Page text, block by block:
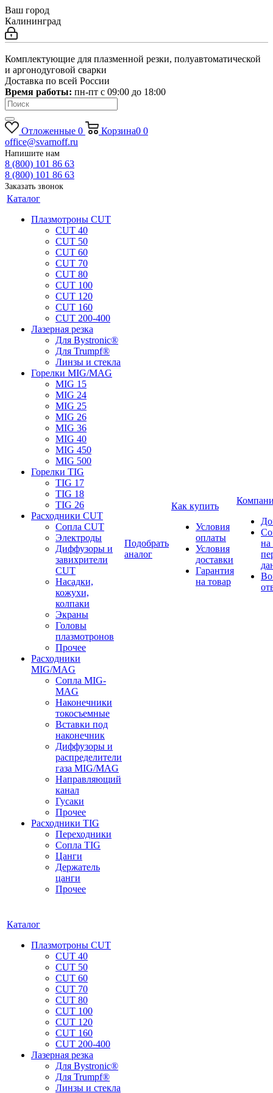
Ваш город
Калининград
Комплектующие для плазменной резки, полуавтоматической
и аргонодуговой сварки
Доставка по всей России
Время работы: пн-пт c 09:00 до 18:00
Отложенные 0 Корзина0 0
office@svarnoff.ru
Напишите нам
8 (800) 101 86 63
8 (800) 101 86 63
Заказать звонок
Каталог
Плазмотроны CUT
CUT 40
CUT 50
CUT 60
CUT 70
CUT 80
CUT 100
CUT 120
CUT 160
CUT 200-400
Лазерная резка
Для Bystronic®
Для Trumpf®
Линзы и стекла
Горелки MIG/MAG
MIG 15
MIG 24
MIG 25
MIG 26
MIG 36
MIG 40
MIG 450
MIG 500
Горелки TIG
TIG 17
TIG 18
TIG 26
Расходники CUT
Сопла CUT
Электроды
Диффузоры и
завихрители
CUT
Насадки,
кожухи,
колпаки
Экраны
Головы
плазмотронов
Прочее
Расходники
MIG/MAG
Сопла MIG-
MAG
Наконечники
токосъемные
Вставки под
наконечник
Диффузоры и
распределители
газа MIG/MAG
Направляющий
канал
Гусаки
Прочее
Расходники TIG
Переходники
Сопла TIG
Цанги
Держатель
цанги
Прочее
Подобрать
аналог
Как купить
Условия
оплаты
Условия
доставки
Гарантия
на товар
на
Каталог
Плазмотроны CUT
CUT 40
CUT 50
CUT 60
CUT 70
CUT 80
CUT 100
CUT 120
CUT 160
CUT 200-400
Лазерная резка
Для Bystronic®
Для Trumpf®
Линзы и стекла